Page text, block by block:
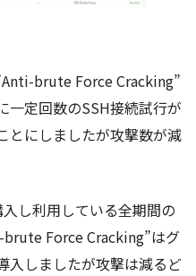
brute Force Cracking”
一定回数のSSH接続試行が
とにしましたが攻撃数が減
し利用している全期間の
Force Cracking”はグ
入しましたが攻撃は減るど